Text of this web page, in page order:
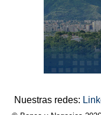
Nuestras redes: